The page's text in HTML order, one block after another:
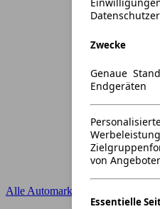
Zwecke
Genaue
Endgeräten
von
Essentielle
Alle Automarken